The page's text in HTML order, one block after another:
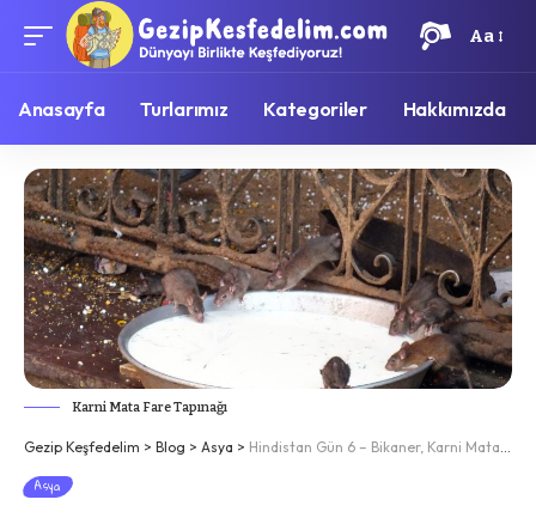
Aa
Anasayfa Turlarımız Kategoriler Hakkımızda
Karni Mata Fare Tapınağı
Gezip Keşfedelim > Blog > Asya > Hindistan Gün 6 – Bikaner, Karni Mata Tapınağı ve Codpur
Asya